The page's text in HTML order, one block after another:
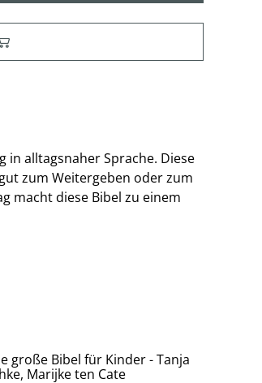
in alltagsnaher Sprache. Diese
zum Weitergeben oder zum
macht diese Bibel zu einem